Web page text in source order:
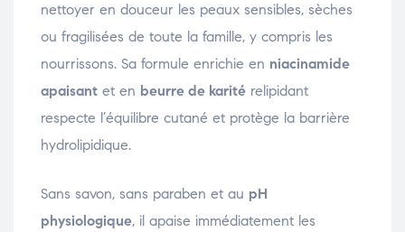
nettoyer en douceur les peaux sensibles, sèches
ou fragilisées de toute la famille, y compris les
nourrissons. Sa formule enrichie en niacinamide
apaisant et en beurre de karité relipidant
respecte l’équilibre cutané et protège la barrière
hydrolipidique.
Sans savon, sans paraben et au pH
physiologique, il apaise immédiatement les